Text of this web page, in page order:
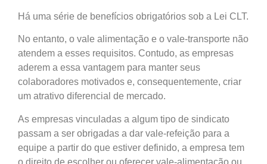
Há uma série de benefícios obrigatórios sob a Lei CLT.
No entanto, o vale alimentação e o vale-transporte não
atendem a esses requisitos. Contudo, as empresas
aderem a essa vantagem para manter seus
colaboradores motivados e, consequentemente, criar
um atrativo diferencial de mercado.
As empresas vinculadas a algum tipo de sindicato
passam a ser obrigadas a dar vale-refeição para a
equipe a partir do que estiver definido, a empresa tem
o direito de escolher ou oferecer vale-alimentação ou